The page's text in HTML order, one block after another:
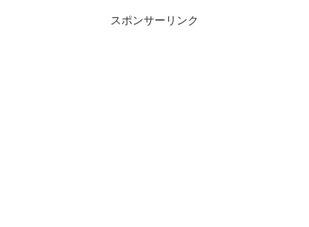
スポンサーリンク